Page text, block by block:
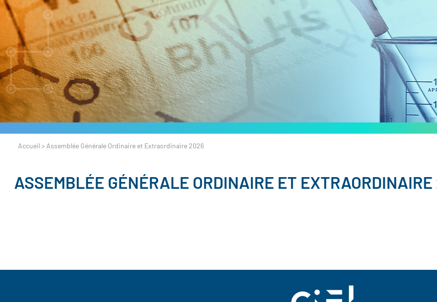
Accueil > Assemblée Générale Ordinaire et Extraordinaire 2026
ASSEMBLÉE GÉNÉRALE ORDINAIRE ET